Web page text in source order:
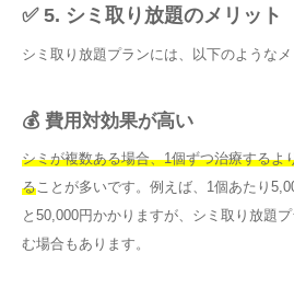
✅ 5. シミ取り放題のメリット
シミ取り放題プランには、以下のようなメ
💰 費用対効果が高い
シミが複数ある場合、1個ずつ治療するよ
ることが多いです。例えば、1個あたり
と50,000円かかりますが、シミ取り放題
む場合もあります。